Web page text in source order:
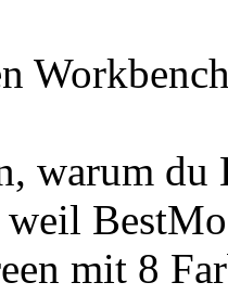
warum du
mit 8